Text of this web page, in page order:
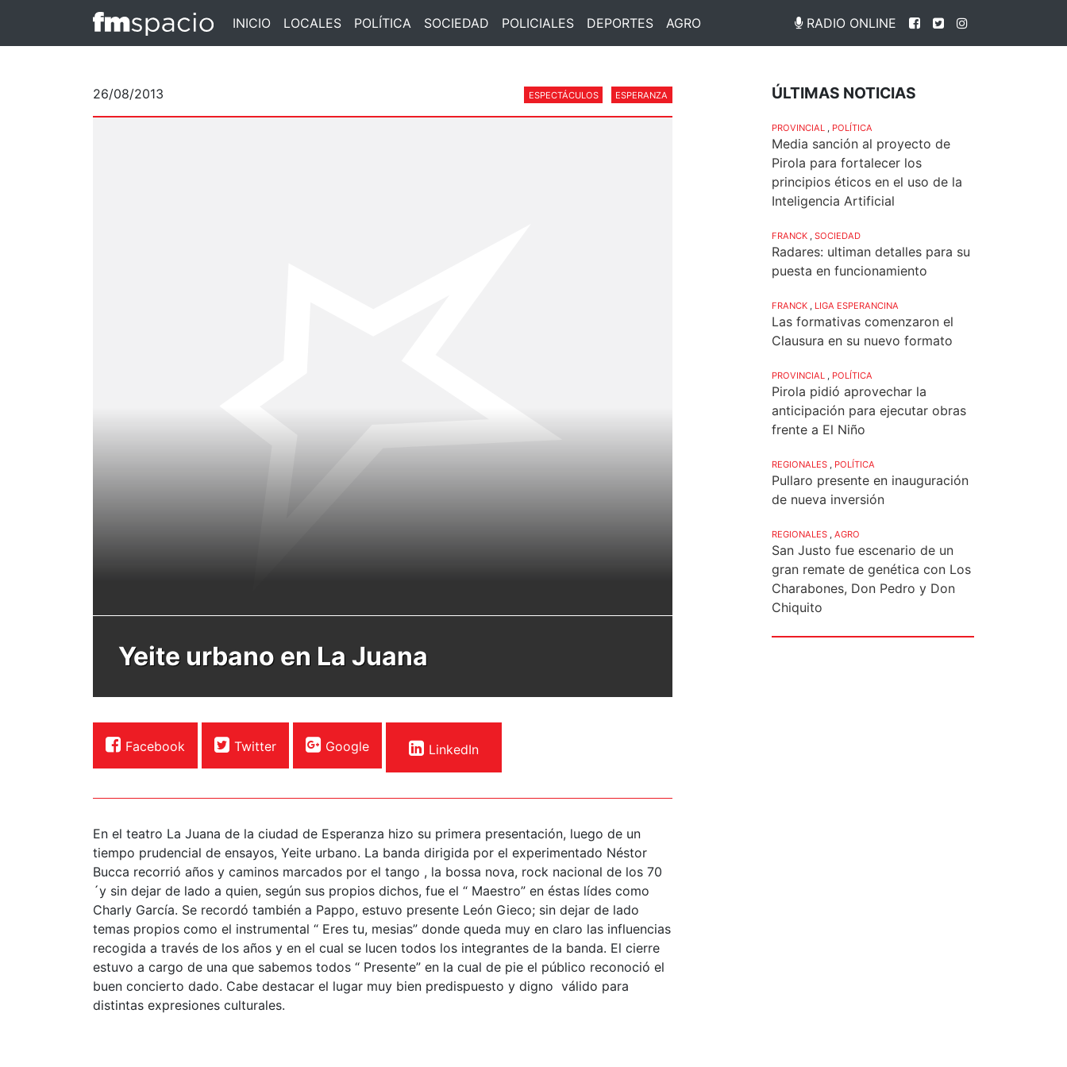
INICIO LOCALES POLÍTICA SOCIEDAD POLICIALES DEPORTES AGRO RADIO ONLINE
26/08/2013 ESPECTÁCULOS ESPERANZA
Yeite urbano en La Juana
Facebook Twitter Google LinkedIn
En el teatro La Juana de la ciudad de Esperanza hizo su primera presentación, luego de un
tiempo prudencial de ensayos, Yeite urbano. La banda dirigida por el experimentado Néstor
Bucca recorrió años y caminos marcados por el tango , la bossa nova, rock nacional de los 70
´y sin dejar de lado a quien, según sus propios dichos, fue el “ Maestro” en éstas lídes como
Charly García. Se recordó también a Pappo, estuvo presente León Gieco; sin dejar de lado
temas propios como el instrumental “ Eres tu, mesias” donde queda muy en claro las influencias
recogida a través de los años y en el cual se lucen todos los integrantes de la banda. El cierre
estuvo a cargo de una que sabemos todos “ Presente” en la cual de pie el público reconoció el
buen concierto dado. Cabe destacar el lugar muy bien predispuesto y digno válido para
distintas expresiones culturales.
ÚLTIMAS NOTICIAS
PROVINCIAL POLÍTICA
Media sanción al proyecto de
Pirola para fortalecer los
principios éticos en el uso de la
Inteligencia Artificial
FRANCK SOCIEDAD
Radares: ultiman detalles para su
puesta en funcionamiento
FRANCK LIGA ESPERANCINA
Las formativas comenzaron el
Clausura en su nuevo formato
PROVINCIAL POLÍTICA
Pirola pidió aprovechar la
anticipación para ejecutar obras
frente a El Niño
REGIONALES POLÍTICA
Pullaro presente en inauguración
de nueva inversión
REGIONALES AGRO
San Justo fue escenario de un
gran remate de genética con Los
Charabones, Don Pedro y Don
Chiquito